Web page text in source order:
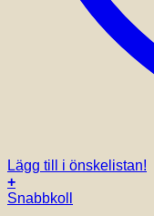
Lägg till i önskelistan!
+
Snabbkoll